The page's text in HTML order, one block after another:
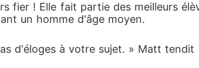
fier ! Elle fait partie des meilleurs
un homme d'âge moyen.
d'éloges à votre sujet. » Matt tendit